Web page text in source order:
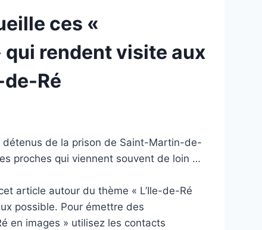
ces «
rendent visite aux
Ré
détenus de la prison de Saint-Martin-de-
proches qui viennent souvent de loin …
article autour du thème « L’Ile-de-Ré
possible. Pour émettre des
en images » utilisez les contacts